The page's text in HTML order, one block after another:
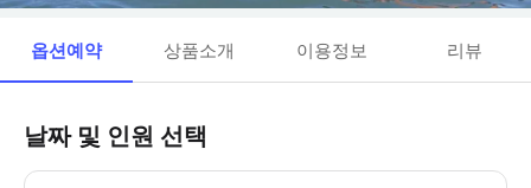
옵션예약 상품소개 이용정보 리뷰
날짜 및 인원 선택